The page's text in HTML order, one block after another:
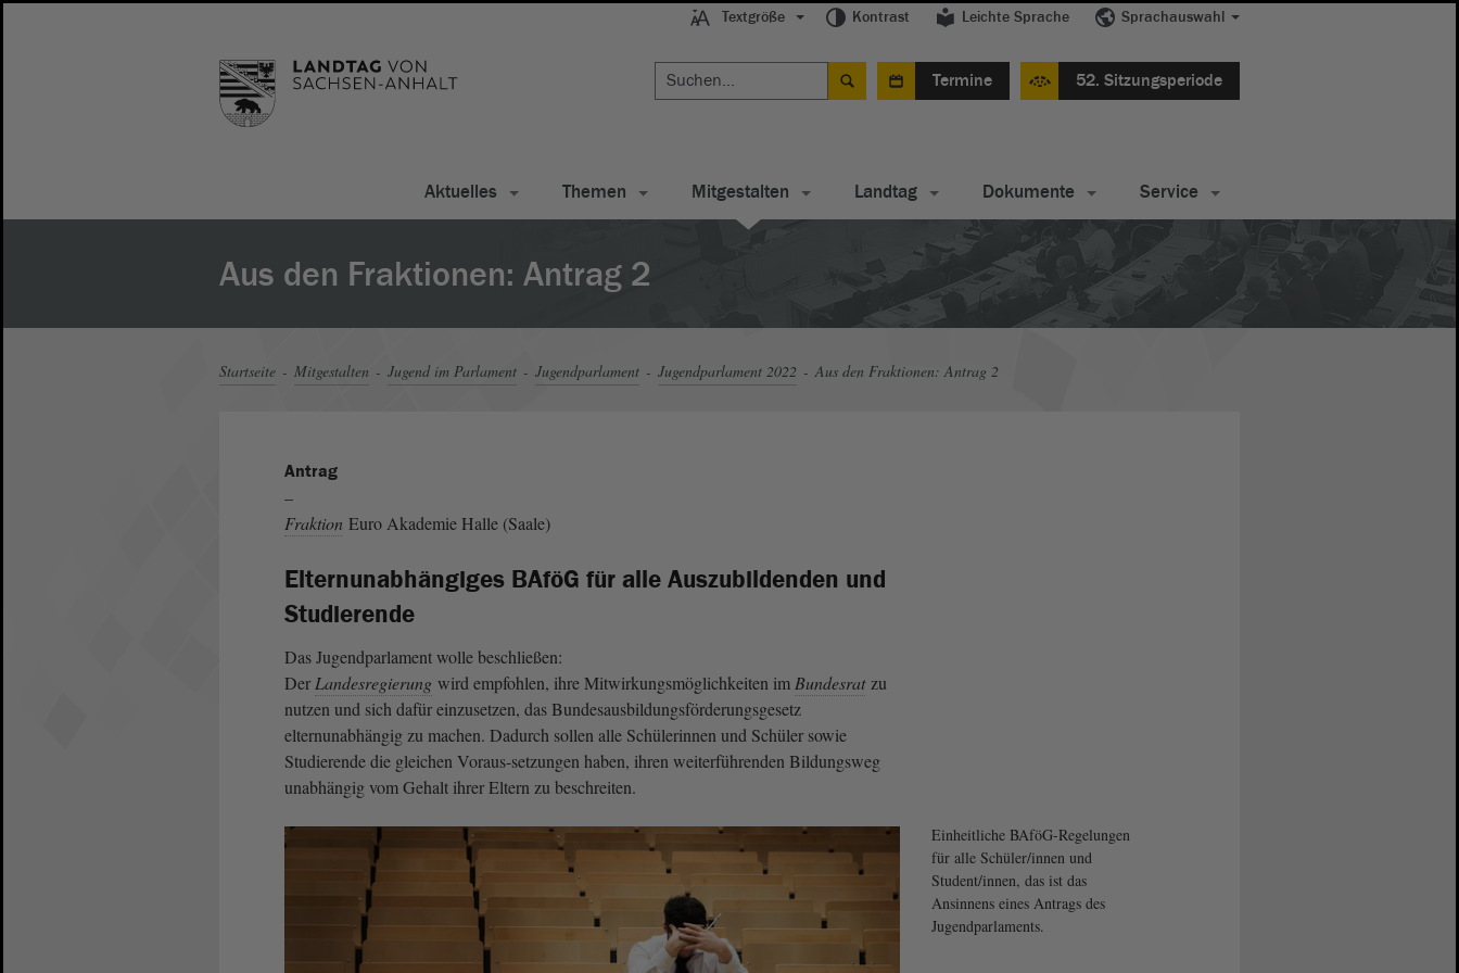
Textgröße Kontrast Leichte Sprache Sprachauswahl
Termine 52. Sitzungsperiode
Aktuelles Themen Mitgestalten Landtag Dokumente Service
Aus den Fraktionen: Antrag 2
Startseite Mitgestalten Jugend im Parlament Jugendparlament Jugendparlament 2022 Aus den Fraktionen: Antrag 2
Antrag
–
Fraktion Euro Akademie Halle (Saale)
Elternunabhängiges BAföG für alle Auszubildenden und
Studierende
Das Jugendparlament wolle beschließen:
DerLandesregierung wird empfohlen, ihre Mitwirkungsmöglichkeiten imBundesrat zu
nutzen und sich dafür einzusetzen, das Bundesausbildungsförderungsgesetz
elternunabhängig zu machen. Dadurch sollen alle Schülerinnen und Schüler sowie
Studierende die gleichen Voraus-setzungen haben, ihren weiterführenden Bildungsweg
unabhängig vom Gehalt ihrer Eltern zu beschreiten.
Einheitliche BAföG-Regelungen
für alle Schüler/innen und
Student/innen, das ist das
Ansinnens eines Antrags des
Jugendparlaments.